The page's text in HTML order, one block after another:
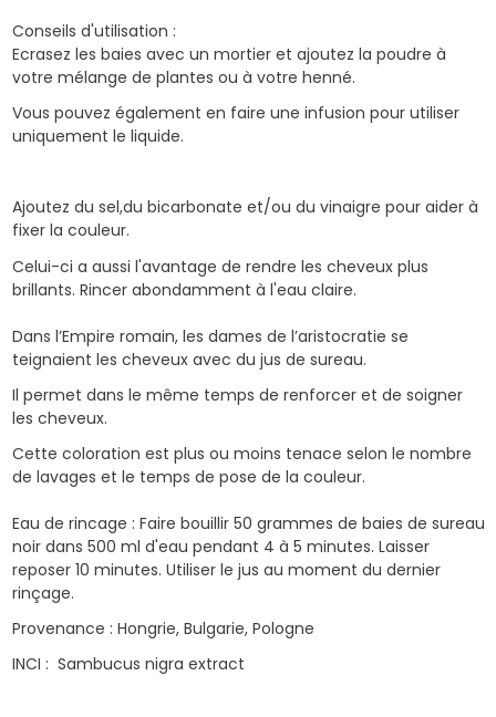
Conseils d'utilisation :
Ecrasez les baies avec un mortier et ajoutez la poudre à
votre mélange de plantes ou à votre henné.
Vous pouvez également en faire une infusion pour utiliser
uniquement le liquide.
Ajoutez du sel,du bicarbonate et/ou du vinaigre pour aider à
fixer la couleur.
Celui-ci a aussi l'avantage de rendre les cheveux plus
brillants. Rincer abondamment à l'eau claire.
Dans l’Empire romain, les dames de l’aristocratie se
teignaient les cheveux avec du jus de sureau.
Il permet dans le même temps de renforcer et de soigner
les cheveux.
Cette coloration est plus ou moins tenace selon le nombre
de lavages et le temps de pose de la couleur.
Eau de rincage : Faire bouillir 50 grammes de baies de sureau
noir dans 500 ml d'eau pendant 4 à 5 minutes. Laisser
reposer 10 minutes. Utiliser le jus au moment du dernier
rinçage.
Provenance : Hongrie, Bulgarie, Pologne
INCI : Sambucus nigra extract